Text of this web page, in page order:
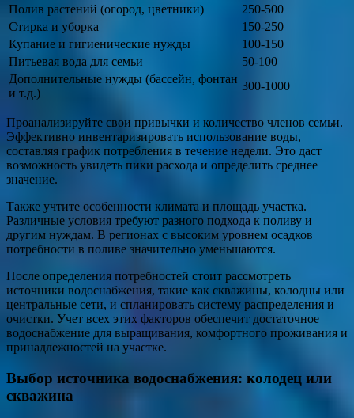
Полив растений (огород, цветники)
250-500
Стирка и уборка
150-250
Купание и гигиенические нужды
100-150
Питьевая вода для семьи
50-100
Дополнительные нужды (бассейн, фонтан
и т.д.)
300-1000
Проанализируйте свои привычки и количество членов семьи.
Эффективно инвентаризировать использование воды,
составляя график потребления в течение недели. Это даст
возможность увидеть пики расхода и определить среднее
значение.
Также учтите особенности климата и площадь участка.
Различные условия требуют разного подхода к поливу и
другим нуждам. В регионах с высоким уровнем осадков
потребности в поливе значительно уменьшаются.
После определения потребностей стоит рассмотреть
источники водоснабжения, такие как скважины, колодцы или
центральные сети, и спланировать систему распределения и
очистки. Учет всех этих факторов обеспечит достаточное
водоснабжение для выращивания, комфортного проживания и
принадлежностей на участке.
Выбор источника водоснабжения: колодец или
скважина